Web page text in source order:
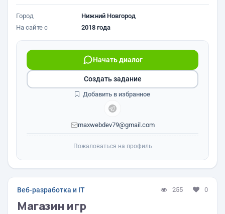
Город
Нижний Новгород
На сайте с
2018 года
Начать диалог
maxwebdev79@gmail.com
Создать задание
Добавить в избранное
Пожаловаться на профиль
Веб-разработка и IT 255 0
Магазин игр